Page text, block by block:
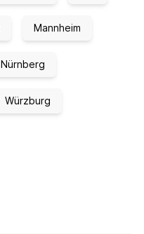
Mannheim
Nürnberg
Würzburg